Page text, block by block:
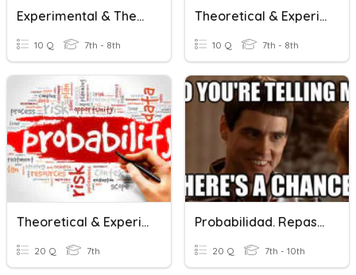
Experimental & Theoretical Probability
10 Q 7th - 8th
Theoretical & Experimental Probability
10 Q 7th - 8th
Theoretical & Experimental Probability
20 Q 7th
Probabilidad. Repaso. 3B
20 Q 7th - 10th